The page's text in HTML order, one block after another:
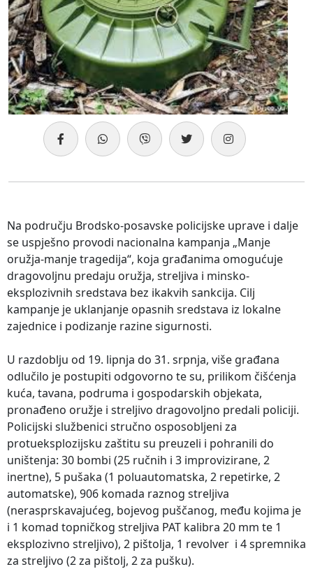
Na području Brodsko-posavske policijske uprave i dalje
se uspješno provodi nacionalna kampanja „Manje
oružja-manje tragedija“, koja građanima omogućuje
dragovoljnu predaju oružja, streljiva i minsko-
eksplozivnih sredstava bez ikakvih sankcija. Cilj
kampanje je uklanjanje opasnih sredstava iz lokalne
zajednice i podizanje razine sigurnosti.
U razdoblju od 19. lipnja do 31. srpnja, više građana
odlučilo je postupiti odgovorno te su, prilikom čišćenja
kuća, tavana, podruma i gospodarskih objekata,
pronađeno oružje i streljivo dragovoljno predali policiji.
Policijski službenici stručno osposobljeni za
protueksplozijsku zaštitu su preuzeli i pohranili do
uništenja: 30 bombi (25 ručnih i 3 improvizirane, 2
inertne), 5 pušaka (1 poluautomatska, 2 repetirke, 2
automatske), 906 komada raznog streljiva
(nerasprskavajućeg, bojevog puščanog, među kojima je
i 1 komad topničkog streljiva PAT kalibra 20 mm te 1
eksplozivno streljivo), 2 pištolja, 1 revolver i 4 spremnika
za streljivo (2 za pištolj, 2 za pušku).